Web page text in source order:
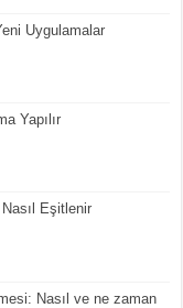
Uygulamalar
Yapılır
Eşitlenir
Nasıl ve ne zaman